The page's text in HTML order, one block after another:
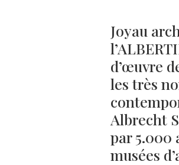
Joyau
d’œuvre
les très
Albrecht
par 5.000
musées